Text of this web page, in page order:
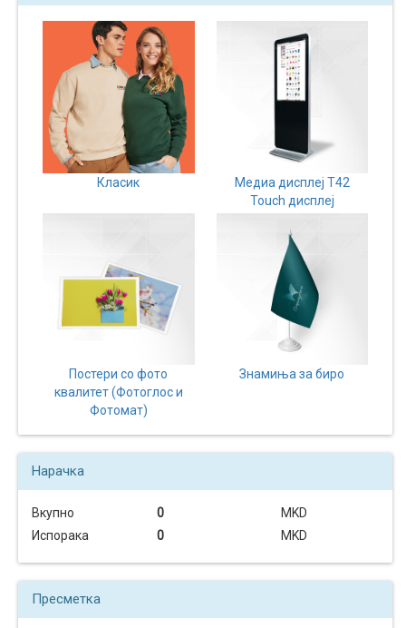
Класик
Медиа дисплеј Т42
Touch дисплеј
Постери со фото
квалитет (Фотоглос и
Фотомат)
Знамиња за биро
Нарачка
Вкупно 0
MKD
Испорака
0 MKD
Пресметка